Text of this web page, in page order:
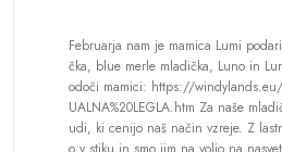
Februarja nam je mamica Lumi
čka, blue merle mladička, Luno in
odoči mamici: https://
UALNA%20LEGLA.htm Za naše
udi, ki cenijo naš način vzreje. Z